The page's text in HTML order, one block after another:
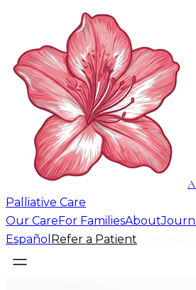
Palliative Care
Our CareFor FamiliesAbout
Español Refer a Patient